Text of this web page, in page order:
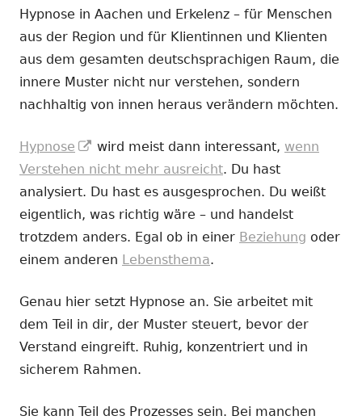
Hypnose in Aachen und Erkelenz – für Menschen
aus der Region und für Klientinnen und Klienten
aus dem gesamten deutschsprachigen Raum, die
innere Muster nicht nur verstehen, sondern
nachhaltig von innen heraus verändern möchten.
Hypnose
In
neuem
Fenster
öffnen
wird meist dann interessant, wenn
Verstehen nicht mehr ausreicht. Du hast
analysiert. Du hast es ausgesprochen. Du weißt
eigentlich, was richtig wäre – und handelst
trotzdem anders. Egal ob in einer Beziehung oder
einem anderen Lebensthema.
Genau hier setzt Hypnose an. Sie arbeitet mit
dem Teil in dir, der Muster steuert, bevor der
Verstand eingreift. Ruhig, konzentriert und in
sicherem Rahmen.
Sie kann Teil des Prozesses sein. Bei manchen